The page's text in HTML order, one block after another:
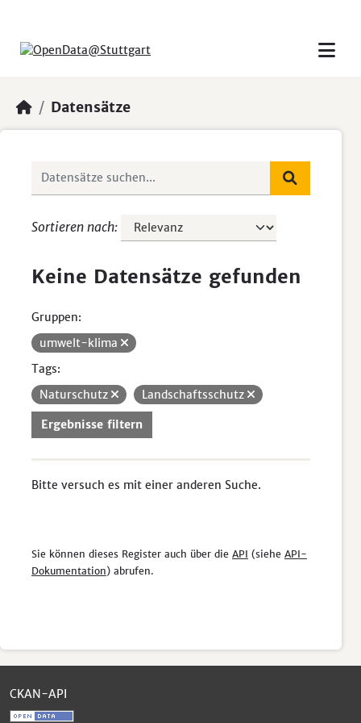
Datensätze
Sortieren nach
Keine Datensätze gefunden
Gruppen:
umwelt-klima
Tags:
Naturschutz
Landschaftsschutz
Ergebnisse filtern
Bitte versuch es mit einer anderen Suche.
Sie können dieses Register auch über die API (siehe API-
Dokumentation) abrufen.
CKAN-API